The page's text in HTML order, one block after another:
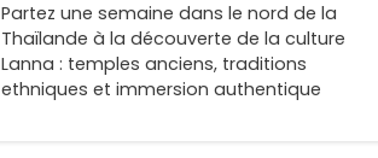
Partez une semaine dans le nord de la
Thaïlande à la découverte de la culture
Lanna : temples anciens, traditions
ethniques et immersion authentique